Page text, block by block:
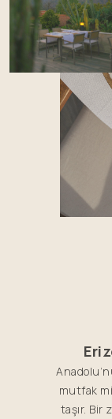
mutfak
taşır. Bir